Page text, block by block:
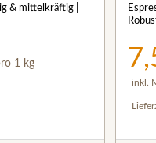
& mittelkräftig |
1 kg
inkl.